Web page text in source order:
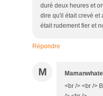
duré deux heures et
dire qu'il était crevé et
était rudement fier et
Répondre
M
<br /> <br />